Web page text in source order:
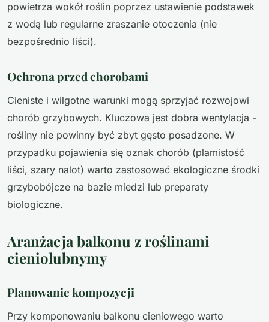
powietrza wokół roślin poprzez ustawienie podstawek
z wodą lub regularne zraszanie otoczenia (nie
bezpośrednio liści).
Ochrona przed chorobami
Cieniste i wilgotne warunki mogą sprzyjać rozwojowi
chorób grzybowych. Kluczowa jest dobra wentylacja -
rośliny nie powinny być zbyt gęsto posadzone. W
przypadku pojawienia się oznak chorób (plamistość
liści, szary nalot) warto zastosować ekologiczne środki
grzybobójcze na bazie miedzi lub preparaty
biologiczne.
Aranżacja balkonu z roślinami
cieniolubnymy
Planowanie kompozycji
Przy komponowaniu balkonu cieniowego warto